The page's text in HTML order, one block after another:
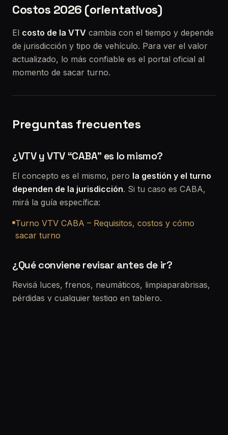
Costos 2026 (orientativos)
El costo de la VTV cambia con el tiempo y depende
de jurisdicción y tipo de vehículo. Para ver el valor
actualizado, lo más confiable es el portal oficial al
momento de sacar turno.
Preguntas frecuentes
¿VTV y VTV “CABA” es lo mismo?
El concepto es el mismo, pero la gestión y el turno
dependen de la jurisdicción. Si tu caso es CABA,
mirá la guía específica:
Turno VTV CABA – Requisitos, costos y cómo
sacar turno
¿Qué conviene revisar antes de ir?
Revisá luces, frenos, neumáticos, limpiaparabrisas,
pérdidas y cualquier testigo en tablero.